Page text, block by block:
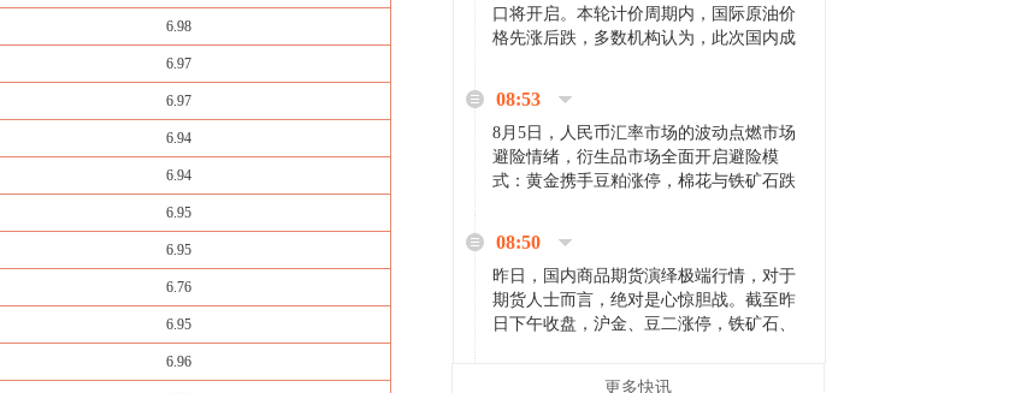
6.98
6.97
6.97
6.94
6.94
6.95
6.95
6.76
6.95
6.96
口将开启。本轮计价周期内，国际原油价
格先涨后跌，多数机构认为，此次国内成
08:53
8月5日，人民币汇率市场的波动点燃市场
避险情绪，衍生品市场全面开启避险模
式：黄金携手豆粕涨停，棉花与铁矿石跌
场来看，汇率波动...
08:50
昨日，国内商品期货演绎极端行情，对于
期货人士而言，绝对是心惊胆战。截至昨
日下午收盘，沪金、豆二涨停，铁矿石、
更多快讯